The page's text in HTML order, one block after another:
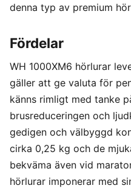
denna typ av premium
Fördelar
WH 1000XM6 hörlurar
gäller att ge valuta för
känns rimligt med tanke
brusreduceringen och
gedigen och välbyggd
cirka 0,25 kg och de
bekväma även vid
hörlurar imponerar med